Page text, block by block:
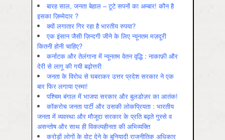
बारह साल, जनता बेहाल – टूटे सपनों का अम्बार! कौन है
इसका ज़िम्मेदार ?
क्यों लगातार गिर रहा है भारतीय रुपया?
एक इंसान जैसी ज़िन्दगी जीने के लिए न्यूनतम मज़दूरी
कितनी होनी चाहिए?
कर्नाटक और तेलंगाना में न्यूनतम वेतन वृद्धि : नाकाफ़ी और
देरी से लागू की गयी बढ़ोत्तरी
जनता के विरोध से घबराकर उत्तर प्रदेश सरकार ने एक
बार फिर लगाया एस्मा!
पश्चिम बंगाल में भाजपा सरकार और बुलडोज़र का आतंक!
कॉकरोच जनता पार्टी और उसकी लोकप्रियता : भारतीय
जनता में व्‍यवस्‍था और मौजूदा सरकार के प्रति बढ़ते गुस्‍से व
असन्‍तोष और साथ ही विकल्‍पहीनता की अभिव्‍यक्ति
करोड़ों लोगों के वोट देने के बुनियादी राजनीतिक अधिकार